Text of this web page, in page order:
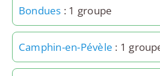
Bondues : 1 groupe
Camphin-en-Pévèle : 1